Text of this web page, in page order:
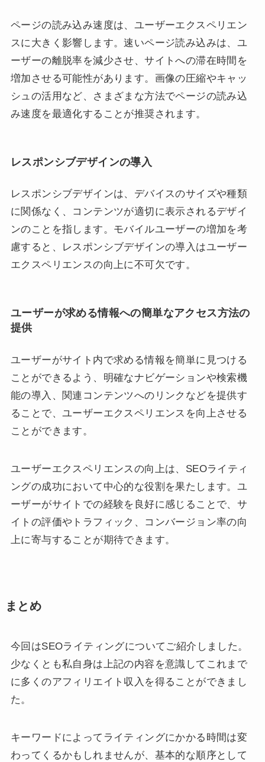
ページの読み込み速度は、ユーザーエクスペリエン
スに大きく影響します。速いページ読み込みは、ユ
ーザーの離脱率を減少させ、サイトへの滞在時間を
増加させる可能性があります。画像の圧縮やキャッ
シュの活用など、さまざまな方法でページの読み込
み速度を最適化することが推奨されます。
レスポンシブデザインの導入
レスポンシブデザインは、デバイスのサイズや種類
に関係なく、コンテンツが適切に表示されるデザイ
ンのことを指します。モバイルユーザーの増加を考
慮すると、レスポンシブデザインの導入はユーザー
エクスペリエンスの向上に不可欠です。
ユーザーが求める情報への簡単なアクセス方法の
提供
ユーザーがサイト内で求める情報を簡単に見つける
ことができるよう、明確なナビゲーションや検索機
能の導入、関連コンテンツへのリンクなどを提供す
ることで、ユーザーエクスペリエンスを向上させる
ことができます。
ユーザーエクスペリエンスの向上は、SEOライティ
ングの成功において中心的な役割を果たします。ユ
ーザーがサイトでの経験を良好に感じることで、サ
イトの評価やトラフィック、コンバージョン率の向
上に寄与することが期待できます。
まとめ
今回はSEOライティングについてご紹介しました。
少なくとも私自身は上記の内容を意識してこれまで
に多くのアフィリエイト収入を得ることができまし
た。
キーワードによってライティングにかかる時間は変
わってくるかもしれませんが、基本的な順序として